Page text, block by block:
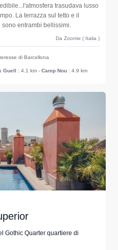
trasudava lusso
La terrazza sul tetto e il
entrambi bellissimi.
Da Zoomix ( Italia )
di Barcellona
Guell : 4.1 km - Camp Nou : 4.9 km
Gothic Quarter quartiere di